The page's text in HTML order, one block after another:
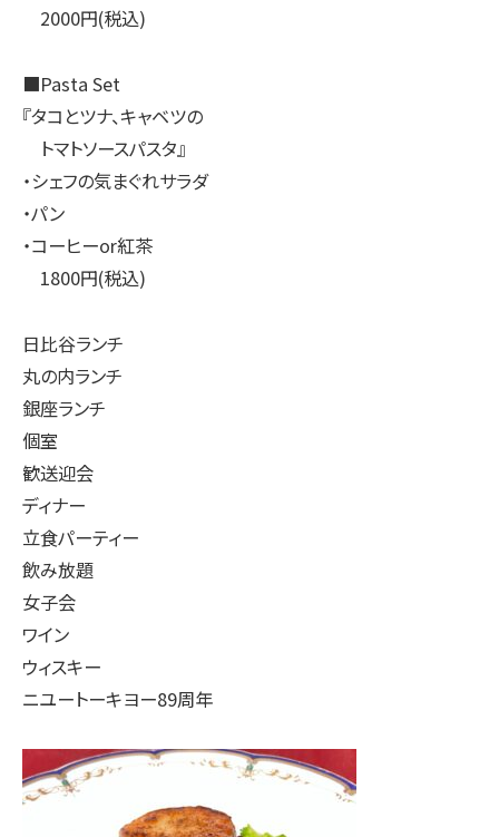
2000円(税込)
■Pasta Set
『タコとツナ、キャベツの
トマトソースパスタ』
・シェフの気まぐれサラダ
・パン
・コーヒーor紅茶
1800円(税込)
日比谷ランチ
丸の内ランチ
銀座ランチ
個室
歓送迎会
ディナー
立食パーティー
飲み放題
女子会
ワイン
ウィスキー
ニユートーキヨー89周年